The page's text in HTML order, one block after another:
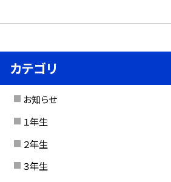
カテゴリ
お知らせ
１年生
２年生
３年生